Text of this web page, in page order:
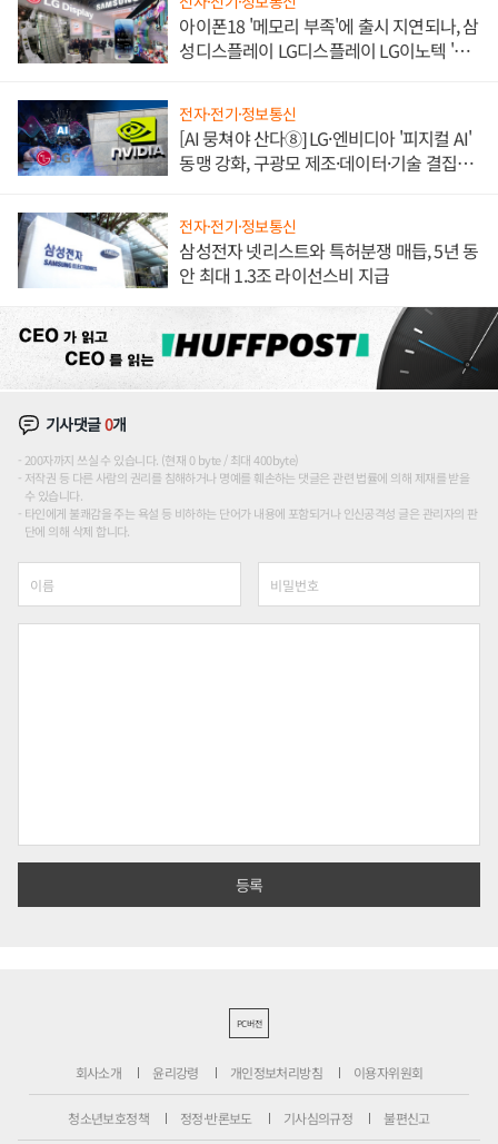
아이폰18 '메모리 부족'에 출시 지연되나, 삼
성디스플레이 LG디스플레이 LG이노텍 '탈
전자·전기·정보통신
[AI 뭉쳐야 산다⑧] LG·엔비디아 '피지컬 AI'
동맹 강화, 구광모 제조·데이터·기술 결집
전자·전기·정보통신
삼성전자 넷리스트와 특허분쟁 매듭, 5년 동
안 최대 1.3조 라이선스비 지급
기사댓글0개
200자까지 쓰실 수 있습니다. (현재 0 byte / 최대 400byte)
저작권 등 다른 사람의 권리를 침해하거나 명예를 훼손하는 댓글은 관련 법률에 의해 제재를 받을
수 있습니다.
타인에게 불쾌감을 주는 욕설 등 비하하는 단어가 내용에 포함되거나 인신공격성 글은 관리자의 판
단에 의해 삭제 합니다.
PC버전
회사소개 윤리강령 개인정보처리방침 이용자위원회
청소년보호정책 정정·반론보도 기사심의규정 불편신고